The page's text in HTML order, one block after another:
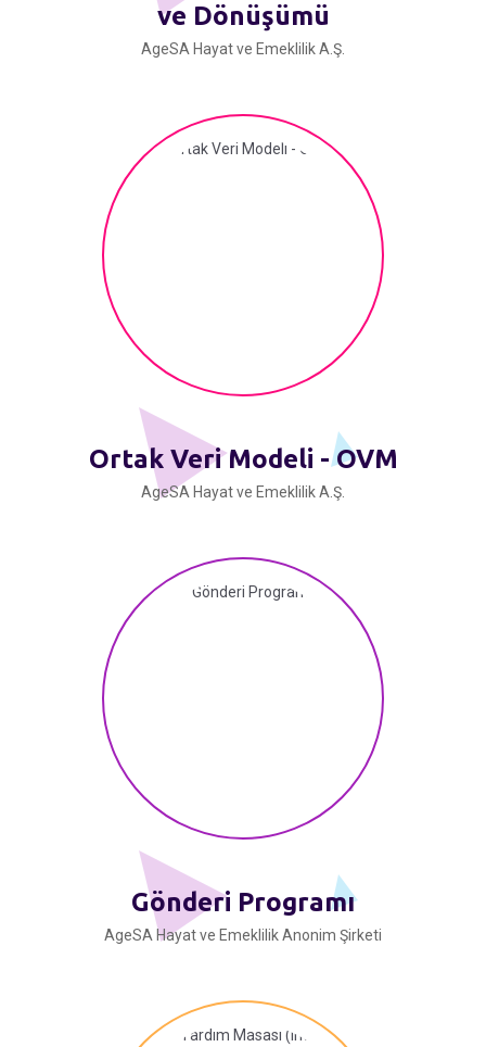
ve Dönüşümü
AgeSA Hayat ve Emeklilik A.Ş.
Ortak Veri Modeli - OVM
AgeSA Hayat ve Emeklilik A.Ş.
Gönderi Programı
AgeSA Hayat ve Emeklilik Anonim Şirketi